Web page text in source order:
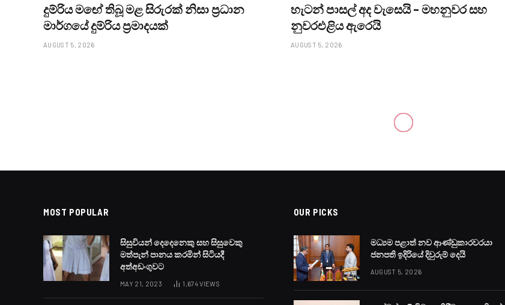
දුම්රිය මඟේ තිබූ මළ සිරුරක් නිසා ප්‍රධාන
මාර්ගයේ දුම්රිය ප්‍රමාදයක්
AUGUST 5, 2026
හැටන් පාසල් අද වැසෙයි – මහනුවර සහ
නුවරඑළිය ඇරෙයි
AUGUST 5, 2026
MOST POPULAR
සිසුවියන් දෙදෙනෙකු සහ සිසුවෙකු
මත්පැන් පානය කරමින් සිටියදී
අත්අඩංගුවට
MAY 21, 2023 1,674VIEWS
OUR PICKS
මධ්‍යම පළාත් නව ආණ්ඩුකාරවරයා
ජනපති ඉදිරියේ දිවුරුම් දෙයි
AUGUST 5, 2026